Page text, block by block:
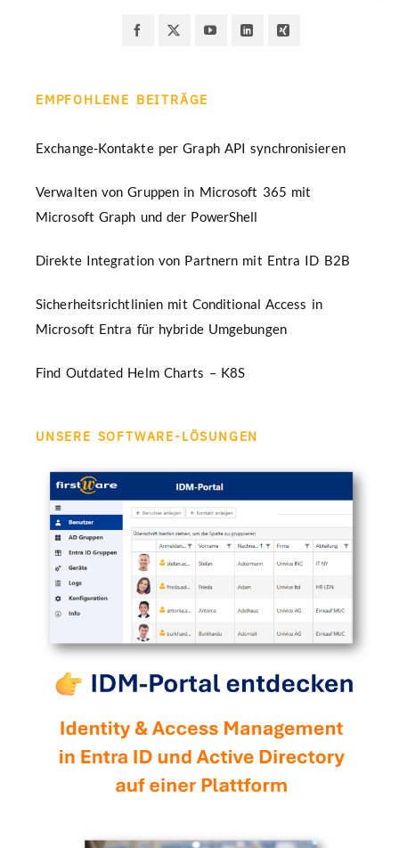
EMPFOHLENE BEITRÄGE
Exchange-Kontakte per Graph API synchronisieren
Verwalten von Gruppen in Microsoft 365 mit
Microsoft Graph und der PowerShell
Direkte Integration von Partnern mit Entra ID B2B
Sicherheitsrichtlinien mit Conditional Access in
Microsoft Entra für hybride Umgebungen
Find Outdated Helm Charts – K8S
UNSERE SOFTWARE-LÖSUNGEN